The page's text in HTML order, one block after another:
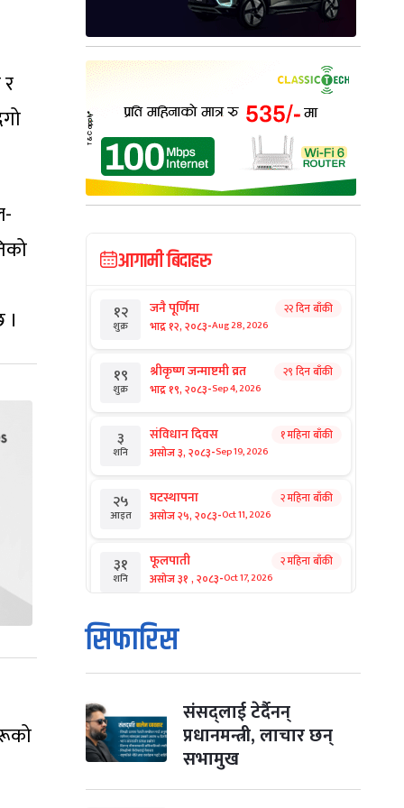
आगामी बिदाहरु
१२
शुक्र
जनै पूर्णिमा
भाद्र १२, २०८३-Aug 28, 2026
२२ दिन बाँकी
१९
शुक्र
श्रीकृष्ण जन्माष्टमी व्रत
भाद्र १९, २०८३-Sep 4, 2026
२९ दिन बाँकी
३
शनि
संविधान दिवस
असोज ३, २०८३-Sep 19, 2026
१ महिना बाँकी
२५
आइत
घटस्थापना
असोज २५, २०८३-Oct 11, 2026
२ महिना बाँकी
३१
शनि
फूलपाती
असोज ३१ , २०८३-Oct 17, 2026
२ महिना बाँकी
१
आइत
कार्तिक सङ्क्रान्ति
कार्तिक १, २०८३
कार्तिक ३, २०८३-Oct 20, 2026
४ विजयादशमी
कार्तिक ४, २०८३-Oct 21, 2026
२ महिना बाँकी
सिफारिस
संसद्लाई टेर्दैनन्
प्रधानमन्त्री, लाचार छन्
सभामुख